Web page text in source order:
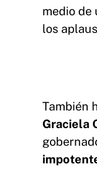
medio de
los
También
Graciela